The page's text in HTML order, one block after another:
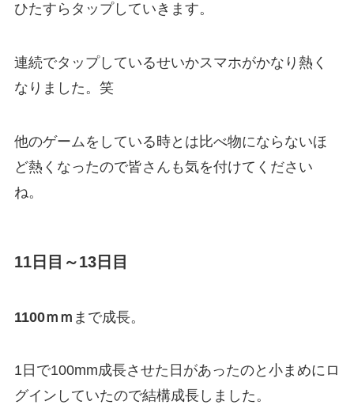
ひたすらタップしていきます。
連続でタップしているせいかスマホがかなり熱く
なりました。笑
他のゲームをしている時とは比べ物にならないほ
ど熱くなったので皆さんも気を付けてください
ね。
11日目～13日目
1100ｍｍ まで成長。
1日で100mm成長させた日があったのと小まめにロ
グインしていたので結構成長しました。